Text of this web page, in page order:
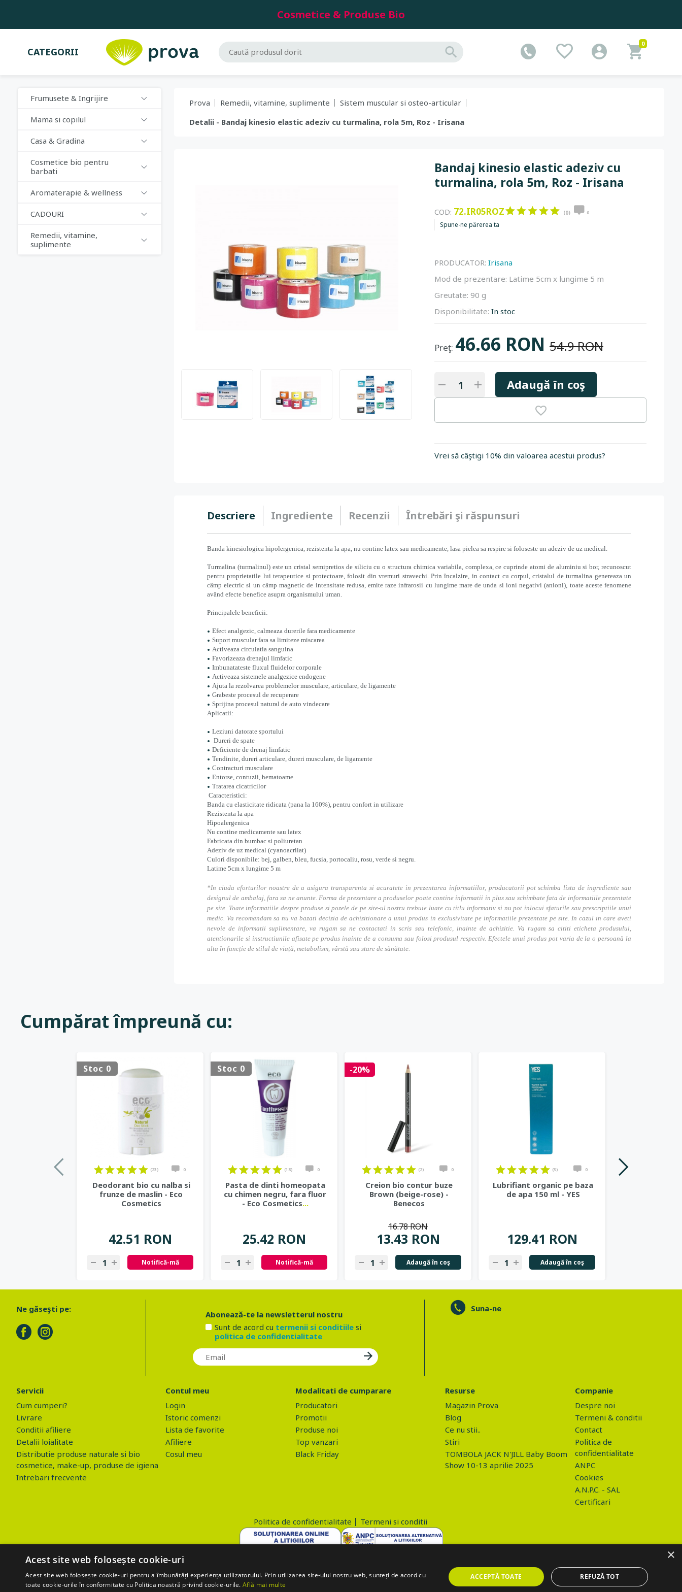
Cosmetice & Produse Bio
CATEGORII
0
Frumusete & Ingrijire
Mama si copilul
Casa & Gradina
Cosmetice bio pentru
barbati
Aromaterapie & wellness
CADOURI
Remedii, vitamine,
suplimente
Prova Remedii, vitamine, suplimente
Sistem muscular si osteo-articular
Detalii - Bandaj kinesio elastic adeziv cu turmalina, rola 5m, Roz - Irisana
Bandaj kinesio elastic adeziv cu
turmalina, rola 5m, Roz - Irisana
COD: 72.IR05ROZ (0) 0
Spune-ne părerea ta
PRODUCATOR: Irisana
Mod de prezentare: Latime 5cm x lungime 5 m
Greutate: 90 g
Disponibilitate: In stoc
Preţ: 46.66 RON 54.9 RON
Adaugă în coş
Vrei să câştigi 10% din valoarea acestui produs?
Descriere Ingrediente Recenzii Întrebări şi răspunsuri
Banda kinesiologica hipolergenica, rezistenta la apa, nu contine latex sau medicamente, lasa pielea sa respire si foloseste un adeziv de uz medical.
Turmalina (turmalinul) este un cristal semipretios de siliciu cu o structura chimica variabila, complexa, ce cuprinde atomi de aluminiu si bor, recunoscut
pentru proprietatile lui terapeutice si protectoare, folosit din vremuri stravechi. Prin încalzire, in contact cu corpul, cristalul de turmalina genereaza un
câmp electric si un câmp magnetic de intensitate redusa, emite raze infrarosii cu lungime mare de unda si ioni negativi (anioni), toate aceste fenomene
având efecte benefice asupra organismului uman.
Principalele beneficii:
Efect analgezic, calmeaza durerile fara medicamente
Suport muscular fara sa limiteze miscarea
Activeaza circulatia sanguina
Favorizeaza drenajul limfatic
Imbunatateste fluxul fluidelor corporale
Activeaza sistemele analgezice endogene
Ajuta la rezolvarea problemelor musculare, articulare, de ligamente
Grabeste procesul de recuperare
Sprijina procesul natural de auto vindecare
Aplicatii:
Leziuni datorate sportului
Dureri de spate
Deficiente de drenaj limfatic
Tendinite, dureri articulare, dureri musculare, de ligamente
Contracturi musculare
Entorse, contuzii, hematoame
Tratarea cicatricilor
Caracteristici:
Banda cu elasticitate ridicata (pana la 160%), pentru confort in utilizare
Rezistenta la apa
Hipoalergenica
Nu contine medicamente sau latex
Fabricata din bumbac si poliuretan
Adeziv de uz medical (cyanoacrilat)
Culori disponibile: bej, galben, bleu, fucsia, portocaliu, rosu, verde si negru.
Latime 5cm x lungime 5 m
*In ciuda eforturilor noastre de a asigura transparenta si acuratete in prezentarea informatiilor, producatorii pot schimba lista de ingrediente sau
designul de ambalaj, fara sa ne anunte. Forma de prezentare a produselor poate contine informatii in plus sau schimbate fata de informatiile prezentate
pe site. Toate informatiile despre produse si pozele de pe site-ul nostru trebuie luate cu titlu informativ si nu pot inlocui sfaturile sau prescriptiile unui
medic. Va recomandam sa nu va bazati decizia de achizitionare a unui produs in exclusivitate pe informatiile prezentate pe site. In cazul in care aveti
nevoie de informatii suplimentare, va rugam sa ne contactati in scris sau telefonic, inainte de achizitie. Va rugam sa cititi eticheta produsului,
atentionarile si instructiunile afisate pe produs inainte de a consuma sau folosi produsul respectiv. Efectele unui produs pot varia de la o persoană la
alta în funcție de stilul de viață, metabolism, vârstă sau stare de sănătate.
Cumpărat împreună cu:
Stoc 0
(23) 0
Deodorant bio cu nalba si
frunze de maslin - Eco
Cosmetics
42.51 RON
Notifică-mă
Stoc 0
(18) 0
Pasta de dinti homeopata
cu chimen negru, fara fluor
- Eco Cosmetics...
25.42 RON
Notifică-mă
-20%
(2) 0
Creion bio contur buze
Brown (beige-rose) -
Benecos
13.43 RON
16.78 RON
Adaugă în coş
(3) 0
Lubrifiant organic pe baza
de apa 150 ml - YES
129.41 RON
Adaugă în coş
Ne găseşti pe:
Abonează-te la newsletterul nostru
Sunt de acord cu termenii si conditiilesi
politica de confidentialitate
Suna-ne
Servicii
Cum cumperi?
Livrare
Conditii afiliere
Detalii loialitate
Distributie produse naturale si bio
cosmetice, make-up, produse de igiena
Intrebari frecvente
Contul meu
Login
Istoric comenzi
Lista de favorite
Afiliere
Cosul meu
Modalitati de cumparare
Producatori
Promotii
Produse noi
Top vanzari
Black Friday
Resurse
Magazin Prova
Blog
Ce nu stii..
Stiri
TOMBOLA JACK N'JILL Baby Boom
Show 10-13 aprilie 2025
Companie
Despre noi
Termeni & conditii
Contact
Politica de
confidentialitate
ANPC
Cookies
A.N.P.C. - SAL
Certificari
Politica de confidentialitate
Termeni si conditii
×
Acest site web folosește cookie-uri
Acest site web folosește cookie-uri pentru a îmbunătăți experiența utilizatorului. Prin utilizarea site-ului nostru web, sunteți de acord cu
toate cookie-urile în conformitate cu Politica noastră privind cookie-urile.Află mai multe
ACCEPTĂ TOATE REFUZĂ TOT